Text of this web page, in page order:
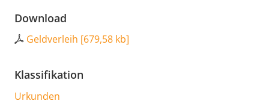
Download
Geldverleih [679,58 kb]
Klassifikation
Urkunden